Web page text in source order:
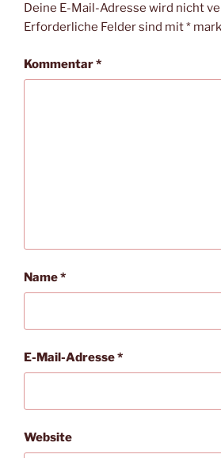
Deine E-Mail-Adresse wird nicht
Erforderliche Felder sind mit*
Kommentar*
Name*
E-Mail-Adresse*
Website